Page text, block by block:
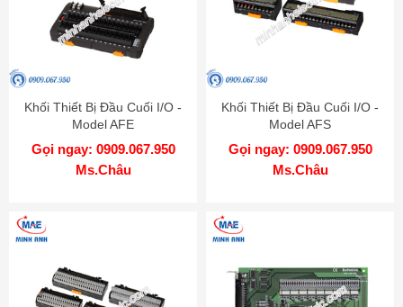
Khối Thiết Bị Đầu Cuối I/O -
Model AFE
Gọi ngay: 0909.067.950
Ms.Châu
Khối Thiết Bị Đầu Cuối I/O -
Model AFS
Gọi ngay: 0909.067.950
Ms.Châu